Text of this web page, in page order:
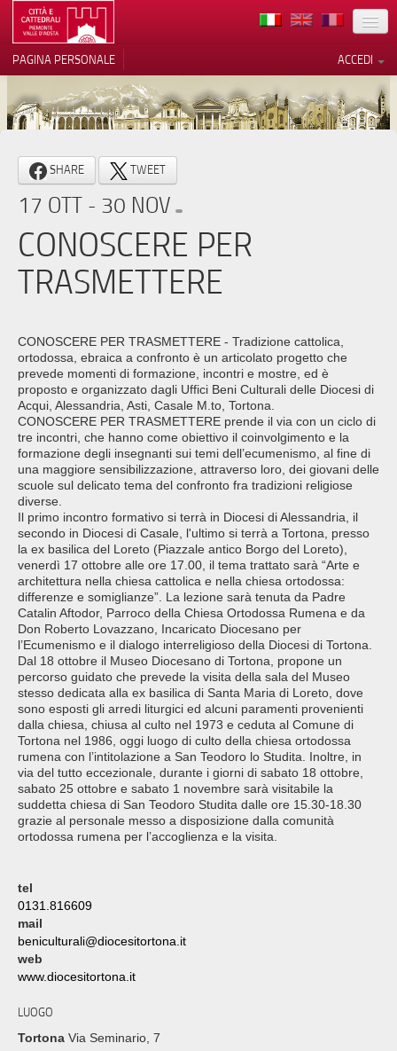
TERRITORIO
ARCHITETTURE
MUSEI
ITINERARI
EVENTI
CONTATTI
PRESS
ACCEDI
PAGINA PERSONALE
SHARE TWEET
17 OTT - 30 NOV
CONOSCERE PER
TRASMETTERE
CONOSCERE PER TRASMETTERE - Tradizione cattolica,
ortodossa, ebraica a confronto è un articolato progetto che
prevede momenti di formazione, incontri e mostre, ed è
proposto e organizzato dagli Uffici Beni Culturali delle Diocesi di
Acqui, Alessandria, Asti, Casale M.to, Tortona.
CONOSCERE PER TRASMETTERE prende il via con un ciclo di
tre incontri, che hanno come obiettivo il coinvolgimento e la
formazione degli insegnanti sui temi dell’ecumenismo, al fine di
una maggiore sensibilizzazione, attraverso loro, dei giovani delle
scuole sul delicato tema del confronto fra tradizioni religiose
diverse.
Il primo incontro formativo si terrà in Diocesi di Alessandria, il
secondo in Diocesi di Casale, l'ultimo si terrà a Tortona, presso
la ex basilica del Loreto (Piazzale antico Borgo del Loreto),
venerdì 17 ottobre alle ore 17.00, il tema trattato sarà “Arte e
architettura nella chiesa cattolica e nella chiesa ortodossa:
differenze e somiglianze”. La lezione sarà tenuta da Padre
Catalin Aftodor, Parroco della Chiesa Ortodossa Rumena e da
Don Roberto Lovazzano, Incaricato Diocesano per
l’Ecumenismo e il dialogo interreligioso della Diocesi di Tortona.
Dal 18 ottobre il Museo Diocesano di Tortona, propone un
percorso guidato che prevede la visita della sala del Museo
stesso dedicata alla ex basilica di Santa Maria di Loreto, dove
sono esposti gli arredi liturgici ed alcuni paramenti provenienti
dalla chiesa, chiusa al culto nel 1973 e ceduta al Comune di
Tortona nel 1986, oggi luogo di culto della chiesa ortodossa
rumena con l’intitolazione a San Teodoro lo Studita. Inoltre, in
via del tutto eccezionale, durante i giorni di sabato 18 ottobre,
sabato 25 ottobre e sabato 1 novembre sarà visitabile la
suddetta chiesa di San Teodoro Studita dalle ore 15.30-18.30
grazie al personale messo a disposizione dalla comunità
ortodossa rumena per l’accoglienza e la visita.
tel
0131.816609
mail
beniculturali@diocesitortona.it
web
www.diocesitortona.it
LUOGO
Tortona Via Seminario, 7